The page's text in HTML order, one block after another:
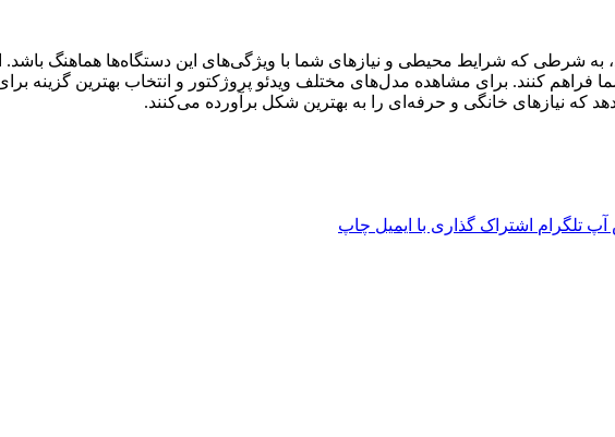
به شرطی که شرایط محیطی و نیازهای شما با ویژگی‌های این دستگاه‌ها هماهنگ باشد.
کنند. برای مشاهده مدل‌های مختلف ویدئو پروژکتور و انتخاب بهترین گزینه برای
که نیازهای خانگی و حرفه‌ای را به بهترین شکل برآورده می‌کنند.
آپ تلگرام اشتراک گذاری با ایمیل چاپ